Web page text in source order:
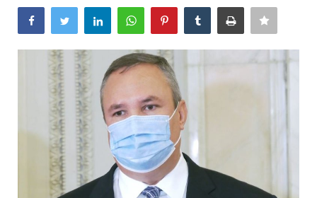
Monden
Artă & Cultură
Sănătate